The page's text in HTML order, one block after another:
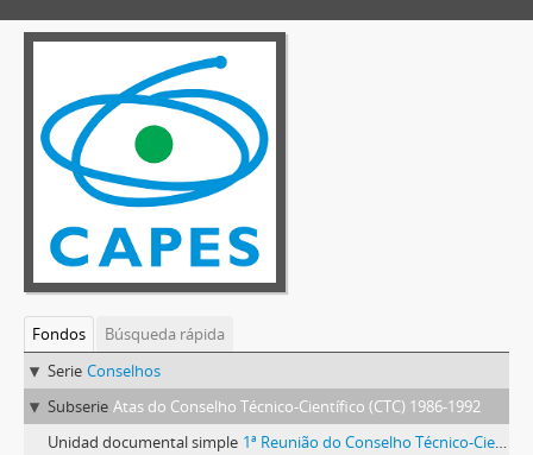
Fondos
Búsqueda rápida
Serie Conselhos
Subserie Atas do Conselho Técnico-Científico (CTC) 1986-1992
Unidad documental simple 1ª Reunião do Conselho Técnico-Científico